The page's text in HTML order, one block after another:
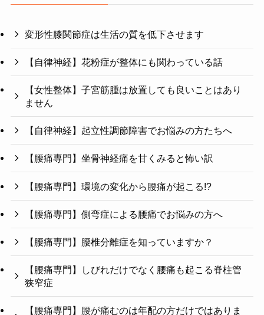
変形性膝関節症は生活の質を低下させます
【自律神経】花粉症が整体にも関わっている話
【女性整体】子宮筋腫は放置しても良いことはあり
ません
【自律神経】起立性調節障害でお悩みの方たちへ
【腰痛専門】坐骨神経痛を甘くみると怖い訳
【腰痛専門】環境の変化から腰痛が起こる!?
【腰痛専門】側弯症による腰痛でお悩みの方へ
【腰痛専門】腰椎分離症を知っていますか？
【腰痛専門】しびれだけでなく腰痛も起こる脊柱管
狭窄症
【腰痛専門】腰が痛むのは年配の方だけではありま